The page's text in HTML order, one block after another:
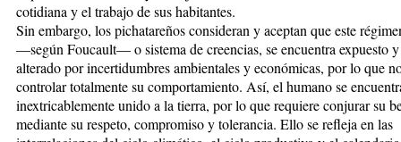
cotidiana y el trabajo de sus habitantes.
Sin embargo, los pichatareños consideran y aceptan que este
—según Foucault— o sistema de creencias, se encuentra expuesto y
alterado por incertidumbres ambientales y económicas, por lo que
controlar totalmente su comportamiento. Así, el humano se
inextricablemente unido a la tierra, por lo que requiere conjurar su
mediante su respeto, compromiso y tolerancia. Ello se refleja en las